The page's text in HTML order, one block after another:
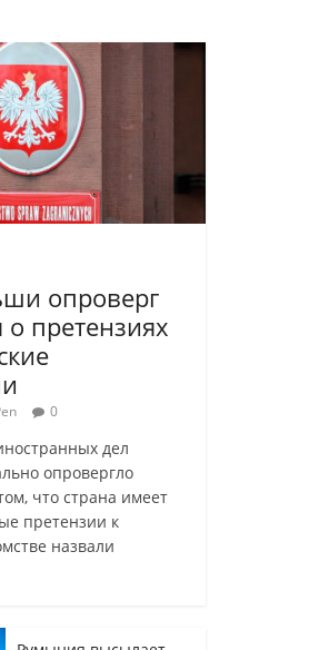
опроверг
о претензиях
0
дел
опровергло
что страна имеет
претензии к
назвали